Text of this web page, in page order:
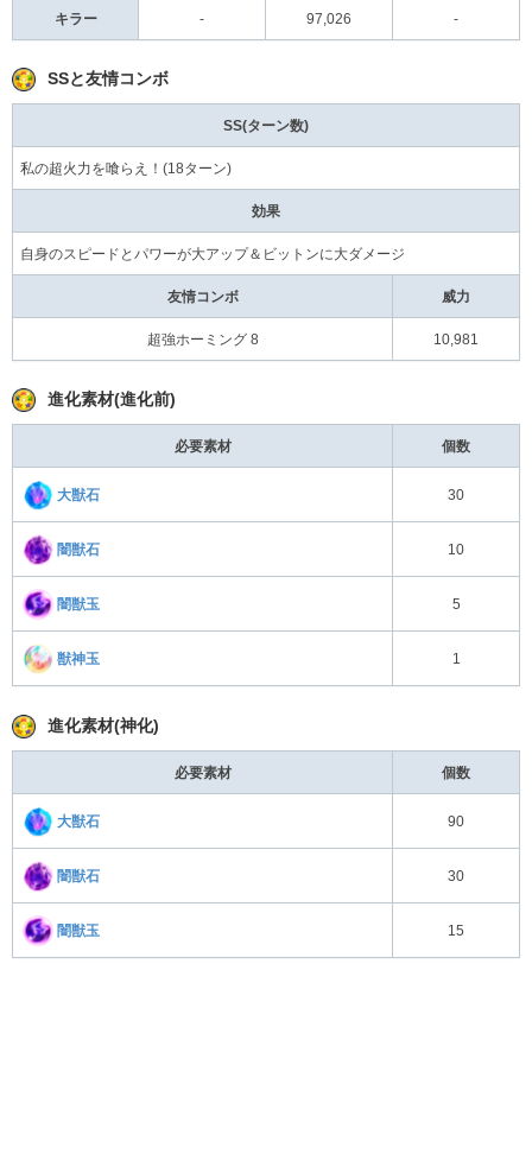
キラー - 97,026 -
SSと友情コンボ
SS(ターン数)
私の超火力を喰らえ！(18ターン)
効果
自身のスピードとパワーが大アップ＆ビットンに大ダメージ
友情コンボ 威力
超強ホーミング 8 10,981
進化素材(進化前)
必要素材 個数
大獣石 30
闇獣石 10
闇獣玉 5
獣神玉 1
進化素材(神化)
必要素材 個数
大獣石 90
闇獣石 30
闇獣玉 15